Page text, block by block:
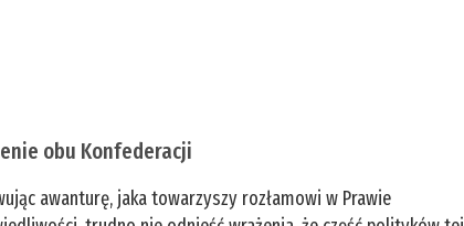
obu Konfederacji
awanturę, jaka towarzyszy rozłamowi w Prawie